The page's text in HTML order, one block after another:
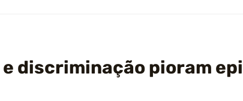
discriminação pioram